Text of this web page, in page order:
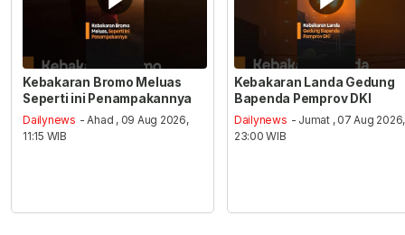
Kebakaran Bromo Meluas
Seperti ini Penampakannya
Dailynews - Ahad , 09 Aug 2026,
11:15 WIB
Kebakaran Landa Gedung
Bapenda Pemprov DKI
Dailynews - Jumat , 07 Aug 2026,
23:00 WIB